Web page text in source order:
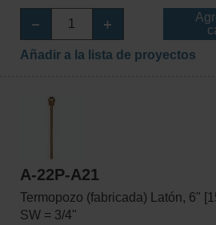
Añadir a la lista de proyectos
A-22P-A21
Termopozo (fabricada) Latón, 6"
SW = 3/4"